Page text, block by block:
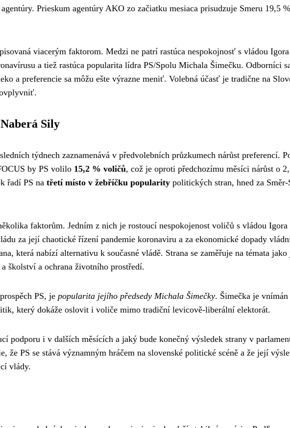
Prieskum agentúry AKO zo začiatku mesiaca prisudzuje Smeru 19,5
viacerým faktorom. Medzi ne patrí rastúca nespokojnosť s vládou Igora
a tiež rastúca popularita lídra PS/Spolu Michala Šimečku. Odborníci
a preferencie sa môžu ešte výrazne meniť. Volebná účasť je tradične na
Sily
týdnech zaznamenává v předvolebních průzkumech nárůst preferencí.
by PS volilo 15,2 % voličů, což je oproti předchozímu měsíci nárůst o
řadí PS na třetí místo v žebříčku popularity politických stran, hned za Směr-
faktorům. Jedním z nich je rostoucí nespokojenost voličů s vládou Igora
za její chaotické řízení pandemie koronaviru a za ekonomické dopady
která nabízí alternativu k současné vládě. Strana se zaměřuje na témata jako
školství a ochrana životního prostředí.
PS, je popularita jejího předsedy Michala Šimečky. Šimečka je
který dokáže oslovit i voliče mimo tradiční levicově-liberální elektorát.
podporu i v dalších měsících a jaký bude konečný výsledek strany v
že PS se stává významným hráčem na slovenské politické scéně a že její
vlády.